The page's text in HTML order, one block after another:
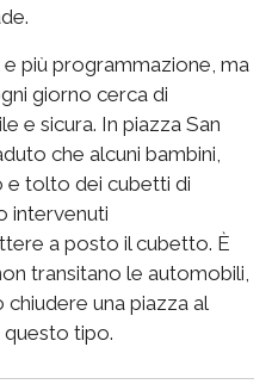
più programmazione, ma
giorno cerca di
e sicura. In piazza San
che alcuni bambini,
e tolto dei cubetti di
intervenuti
a posto il cubetto. È
transitano le automobili,
una piazza al
tipo.